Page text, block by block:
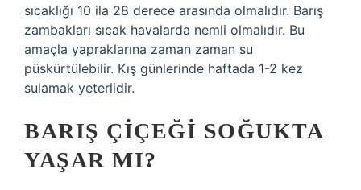
sıcaklığı 10 ila 28 derece arasında olmalıdır. Barış
zambakları sıcak havalarda nemli olmalıdır. Bu
amaçla yapraklarına zaman zaman su
püskürtülebilir. Kış günlerinde haftada 1-2 kez
sulamak yeterlidir.
BARIŞ ÇIÇEĞI SOĞUKTA
YAŞAR MI?